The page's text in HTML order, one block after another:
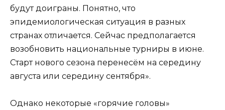
будут доиграны. Понятно, что
эпидемиологическая ситуация в разных
странах отличается. Сейчас предполагается
возобновить национальные турниры в июне.
Старт нового сезона перенесём на середину
августа или середину сентября».
Однако некоторые «горячие головы»